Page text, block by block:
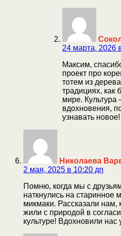
24 марта, 2026
Максим,
проект про
тотем из
традициях, как
мире. Культура
вдохновения,
узнавать новое!
Николаева
2 мая, 2025 в 10:20 дп
Помню, когда мы с
наткнулись на старинное
микмаки. Рассказали нам,
жили с природой в
культуре! Вдохновили